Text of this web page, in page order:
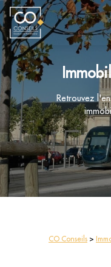
Retrouvez
CO Conseils >